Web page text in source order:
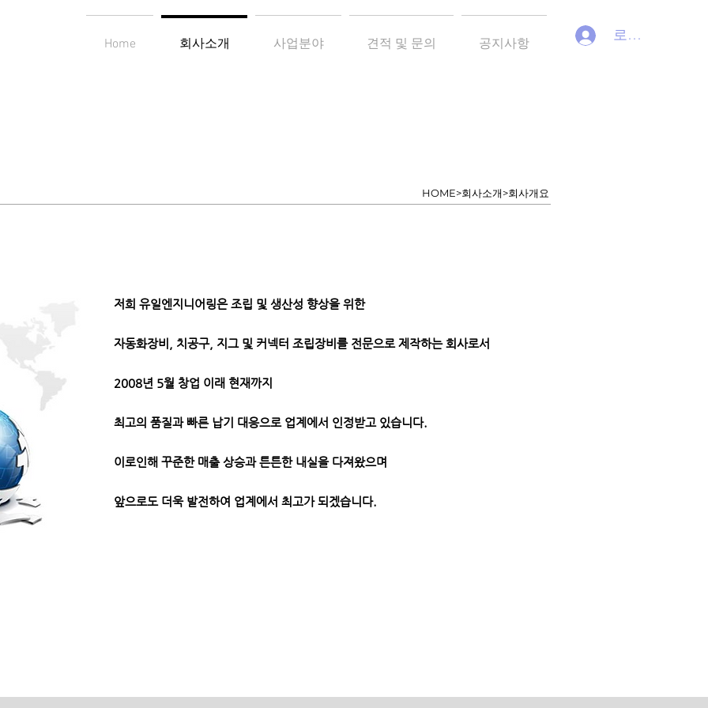
Home 회사소개 사업분야 견적 및 문의 공지사항
로그인
HOME>회사소개>회사개요
저희 유일엔지니어링은 조립 및 생산성 향상을 위한
자동화장비, 치공구, 지그 및 커넥터 조립장비를 전문으로 제작하는 회사로서
2008년 5월 창업 이래 현재까지
최고의 품질과 빠른 납기 대응으로 업계에서 인정받고 있습니다.
이로인해 꾸준한 매출 상승과 튼튼한 내실을 다져왔으며
​앞으로도 더욱 발전하여 업계에서 최고가 되겠습니다.